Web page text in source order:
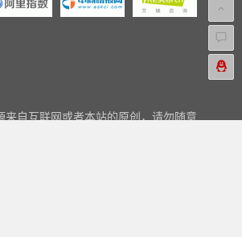
来自互联网或者本站的原创，请勿随意